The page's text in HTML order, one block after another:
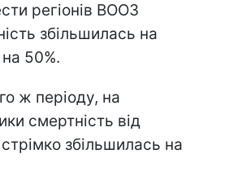
регіонів ВООЗ
збільшилась на
50%.
ж періоду, на
смертність від
збільшилась на